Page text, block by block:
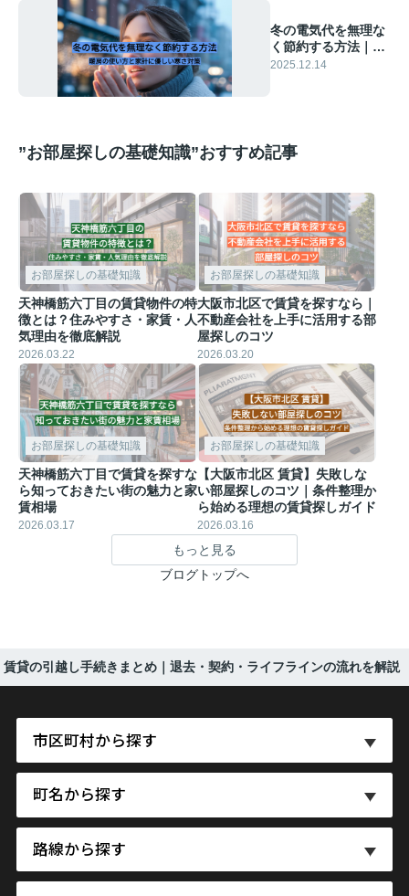
冬の電気代を無理な
く節約する方法｜暖
房の使い方と家計に
2025.12.14
”お部屋探しの基礎知識”おすすめ記事
お部屋探しの基礎知識
天神橋筋六丁目の賃貸物件の特
徴とは？住みやすさ・家賃・人
気理由を徹底解説
2026.03.22
お部屋探しの基礎知識
大阪市北区で賃貸を探すなら｜
不動産会社を上手に活用する部
屋探しのコツ
2026.03.20
お部屋探しの基礎知識
天神橋筋六丁目で賃貸を探すな
ら知っておきたい街の魅力と家
賃相場
2026.03.17
お部屋探しの基礎知識
【大阪市北区 賃貸】失敗しな
い部屋探しのコツ｜条件整理か
ら始める理想の賃貸探しガイド
2026.03.16
もっと見る
ブログトップへ
賃貸の引越し手続きまとめ｜退去・契約・ライフラインの流れを解説
市区町村から探す
町名から探す
路線から探す